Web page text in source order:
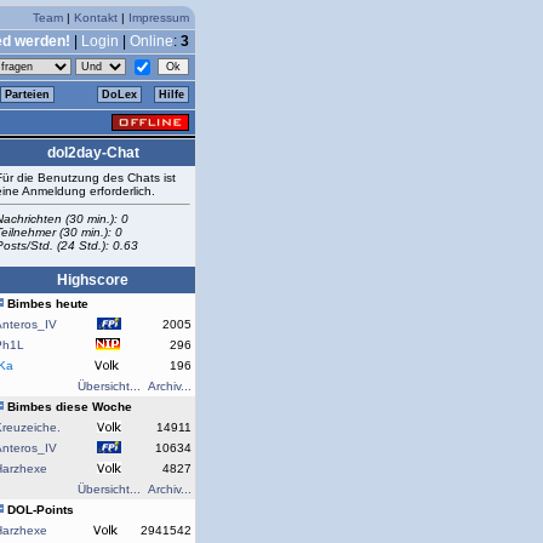
Team | Kontakt | Impressum
werden! Login Online: 3
Parteien DoLex Hilfe
dol2day-Chat
die Benutzung des Chats ist
Anmeldung erforderlich.
(30 min.): 0
(30 min.): 0
Std. (24 Std.): 0.63
Highscore
Bimbes heute
2005
296
196
Übersicht...
Archiv...
Bimbes diese Woche
14911
10634
4827
Übersicht...
Archiv...
DOL-Points
2941542